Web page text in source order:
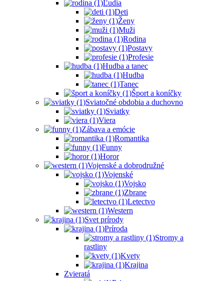
Ľudia
Deti
Ženy
Muži
Rodina
Postavy
Profesie
Hudba a tanec
Hudba
Tanec
Šport a koníčky
Sviatočné obdobia a duchovno
Sviatky
Viera
Zábava a emócie
Romantika
Funny
Horor
Vojenské a dobrodružné
Vojenské
Vojsko
Zbrane
Letectvo
Western
Svet prírody
Príroda
Stromy a
rastliny
Kvety
Krajina
Zvieratá